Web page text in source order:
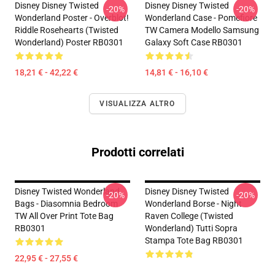
Disney Disney Twisted
Wonderland Poster - Overblot!
Riddle Rosehearts (Twisted
Wonderland) Poster RB0301
18,21 € - 42,22 €
-20%
Disney Disney Twisted
Wonderland Case - Pomefiore
TW Camera Modello Samsung
Galaxy Soft Case RB0301
14,81 € - 16,10 €
-20%
VISUALIZZA ALTRO
Prodotti correlati
Disney Twisted Wonderland
Bags - Diasomnia Bedroom
TW All Over Print Tote Bag
RB0301
22,95 € - 27,55 €
-20%
Disney Disney Twisted
Wonderland Borse - Night
Raven College (Twisted
Wonderland) Tutti Sopra
Stampa Tote Bag RB0301
-20%